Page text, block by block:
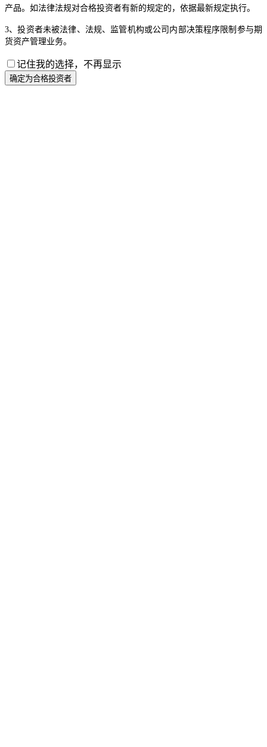
产品。如法律法规对合格投资者有新的规定的，依据最新规定执行。
3、投资者未被法律、法规、监管机构或公司内部决策程序限制参与期
货资产管理业务。
记住我的选择，不再显示
确定为合格投资者